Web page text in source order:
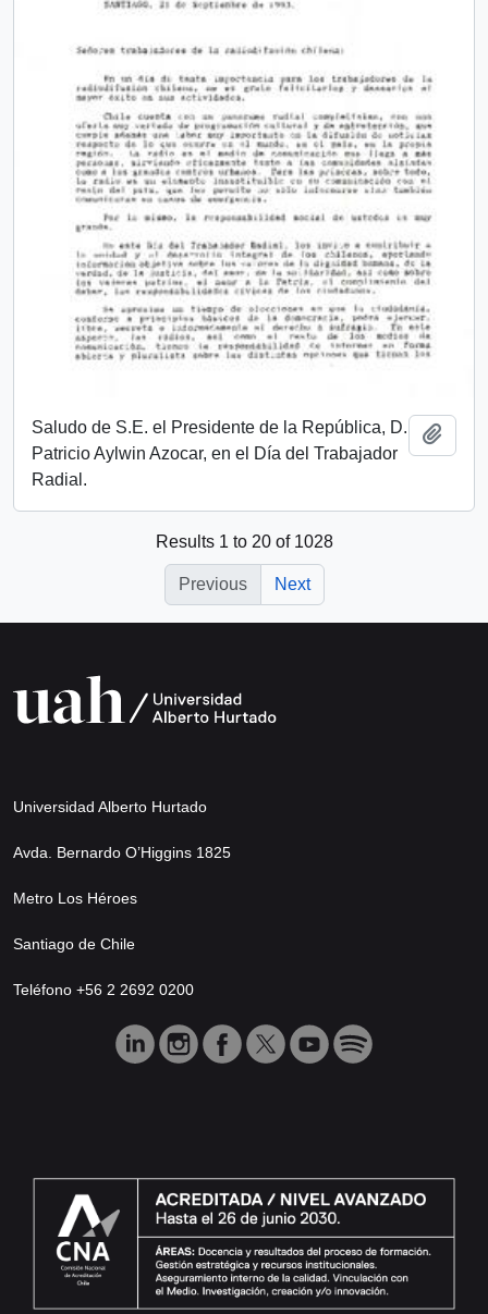
Saludo de S.E. el Presidente de la República, D.
Patricio Aylwin Azocar, en el Día del Trabajador
Radial.
Results 1 to 20 of 1028
Previous Next
Universidad Alberto Hurtado
Avda. Bernardo O’Higgins 1825
Metro Los Héroes
Santiago de Chile
Teléfono +56 2 2692 0200